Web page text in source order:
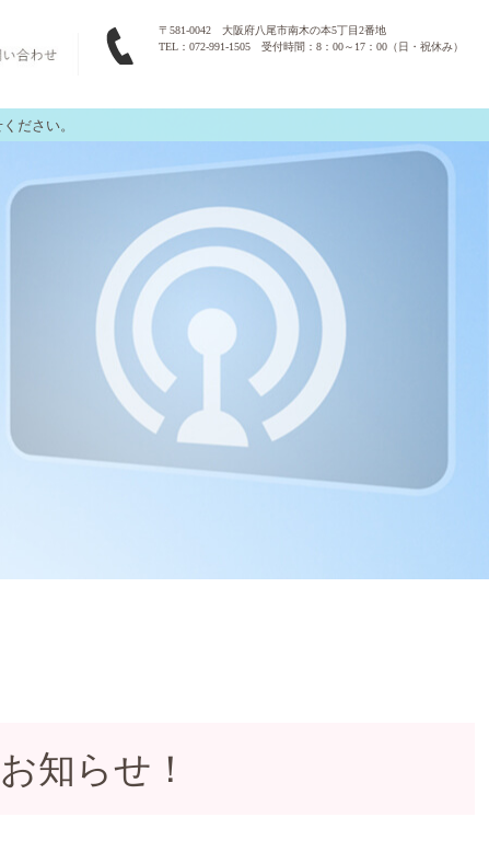
〒581-0042 大阪府八尾市南木の本5丁目2番地
TEL：072-991-1505 受付時間：8：00～17：00（日・祝休み）
ださい。
知らせ！